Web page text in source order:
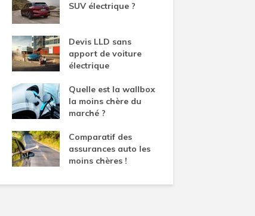
SUV électrique ?
Devis LLD sans
apport de voiture
électrique
Quelle est la wallbox
la moins chère du
marché ?
Comparatif des
assurances auto les
moins chères !